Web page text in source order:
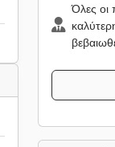
Όλες οι